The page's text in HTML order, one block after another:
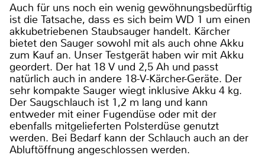
Auch für uns noch ein wenig gewöhnungsbedürftig
ist die Tatsache, dass es sich beim WD 1 um einen
akkubetriebenen Staubsauger handelt. Kärcher
bietet den Sauger sowohl mit als auch ohne Akku
zum Kauf an. Unser Testgerät haben wir mit Akku
geordert. Der hat 18 V und 2,5 Ah und passt
natürlich auch in andere 18-V-Kärcher-Geräte. Der
sehr kompakte Sauger wiegt inklusive Akku 4 kg.
Der Saugschlauch ist 1,2 m lang und kann
entweder mit einer Fugendüse oder mit der
ebenfalls mitgelieferten Polsterdüse genutzt
werden. Bei Bedarf kann der Schlauch auch an der
Abluftöffnung angeschlossen werden.